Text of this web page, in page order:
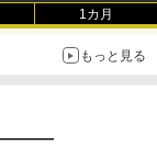
1カ月
もっと見る